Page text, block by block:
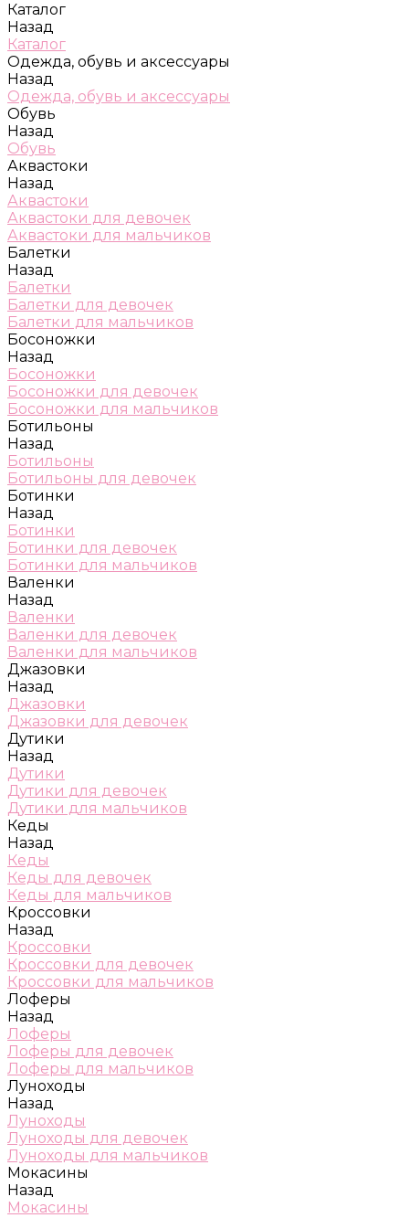
Каталог
Назад
Каталог
Одежда, обувь и аксессуары
Назад
Одежда, обувь и аксессуары
Обувь
Назад
Обувь
Аквастоки
Назад
Аквастоки
Аквастоки для девочек
Аквастоки для мальчиков
Балетки
Назад
Балетки
Балетки для девочек
Балетки для мальчиков
Босоножки
Назад
Босоножки
Босоножки для девочек
Босоножки для мальчиков
Ботильоны
Назад
Ботильоны
Ботильоны для девочек
Ботинки
Назад
Ботинки
Ботинки для девочек
Ботинки для мальчиков
Валенки
Назад
Валенки
Валенки для девочек
Валенки для мальчиков
Джазовки
Назад
Джазовки
Джазовки для девочек
Дутики
Назад
Дутики
Дутики для девочек
Дутики для мальчиков
Кеды
Назад
Кеды
Кеды для девочек
Кеды для мальчиков
Кроссовки
Назад
Кроссовки
Кроссовки для девочек
Кроссовки для мальчиков
Лоферы
Назад
Лоферы
Лоферы для девочек
Лоферы для мальчиков
Луноходы
Назад
Луноходы
Луноходы для девочек
Луноходы для мальчиков
Мокасины
Назад
Мокасины